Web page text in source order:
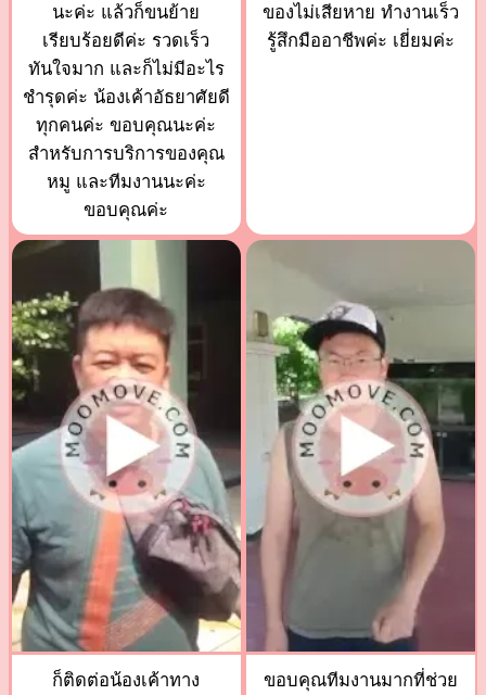
นะค่ะ แล้วก็ขนย้าย
เรียบร้อยดีค่ะ รวดเร็ว
ทันใจมาก และก็ไม่มีอะไร
ชำรุดค่ะ น้องเค้าอัธยาศัยดี
ทุกคนค่ะ ขอบคุณนะค่ะ
สำหรับการบริการของคุณ
หมู และทีมงานนะค่ะ
ขอบคุณค่ะ
ของไม่เสียหาย ทำงานเร็ว
รู้สึกมืออาชีพค่ะ เยี่ยมค่ะ
ก็ติดต่อน้องเค้าทาง
ขอบคุณทีมงานมากที่ช่วย